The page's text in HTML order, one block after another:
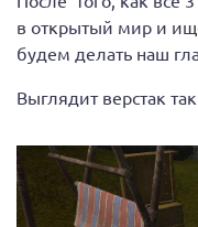
в открытый мир и
будем делать наш
Выглядит верстак